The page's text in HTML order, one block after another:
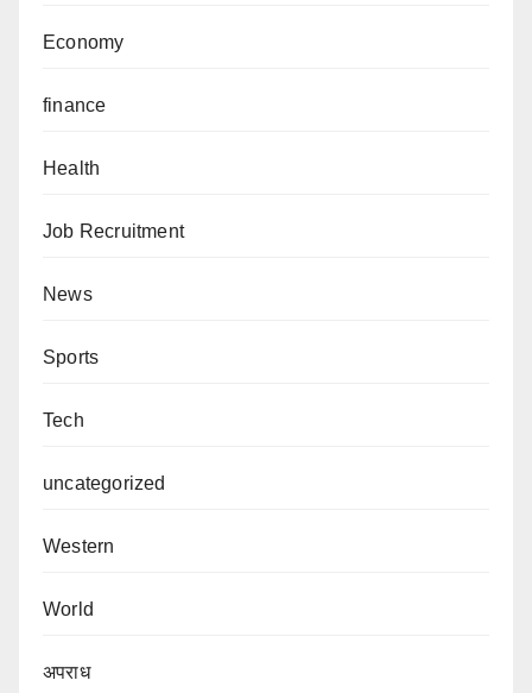
Economy
finance
Health
Job Recruitment
News
Sports
Tech
uncategorized
Western
World
अपराध